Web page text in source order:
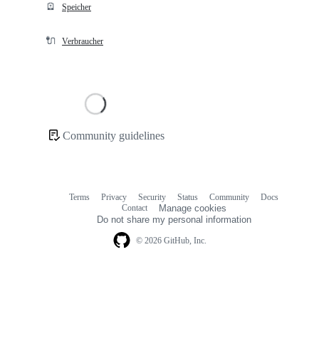
🪫 Speicher
🔌 Verbraucher
Community guidelines
© 2026 GitHub, Inc.
Terms Privacy Security Status Community
Docs
Contact
Manage cookies
Do not share my personal information